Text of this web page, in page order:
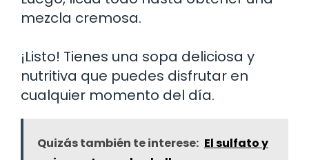
mezcla cremosa.
¡Listo! Tienes una sopa deliciosa y
nutritiva que puedes disfrutar en
cualquier momento del día.
Quizás también te interese: El sulfato y